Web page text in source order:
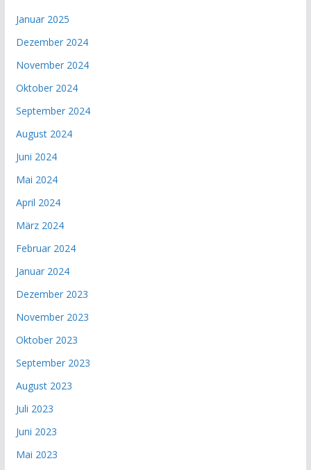
Januar 2025
Dezember 2024
November 2024
Oktober 2024
September 2024
August 2024
Juni 2024
Mai 2024
April 2024
März 2024
Februar 2024
Januar 2024
Dezember 2023
November 2023
Oktober 2023
September 2023
August 2023
Juli 2023
Juni 2023
Mai 2023